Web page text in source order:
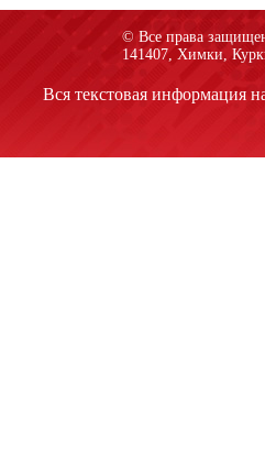
© Все права
141407, Химки,
Вся текстовая информация